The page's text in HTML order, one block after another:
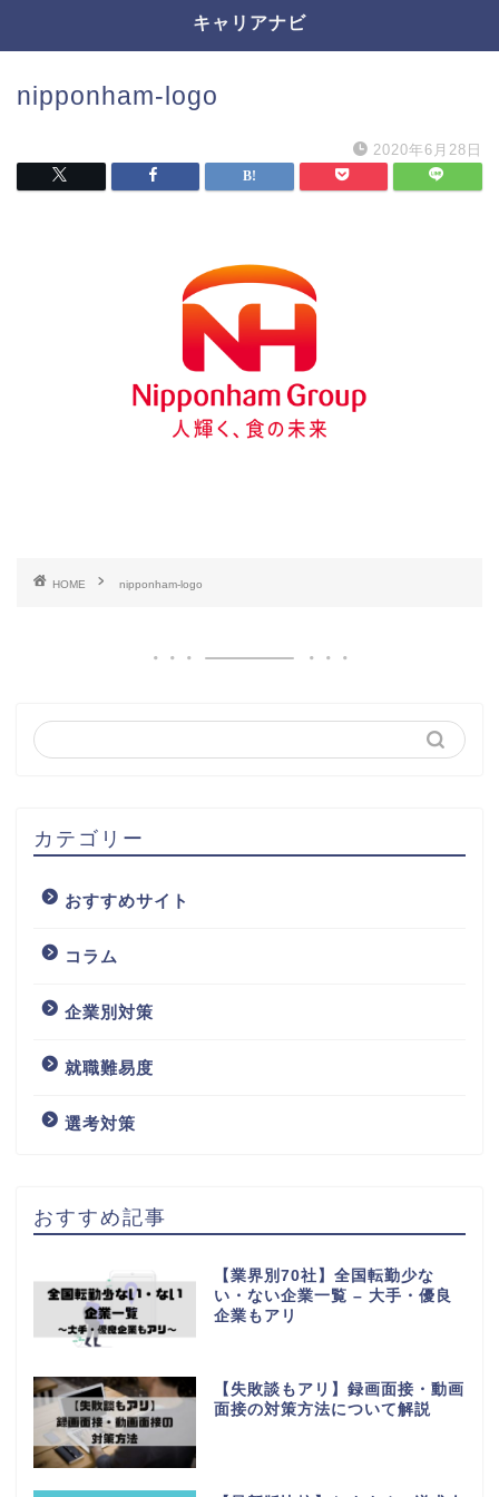
キャリアナビ
nipponham-logo
2020年6月28日
HOME nipponham-logo
カテゴリー
おすすめサイト
コラム
企業別対策
就職難易度
選考対策
おすすめ記事
【業界別70社】全国転勤少な
い・ない企業一覧 – 大手・優良
企業もアリ
【失敗談もアリ】録画面接・動画
面接の対策方法について解説